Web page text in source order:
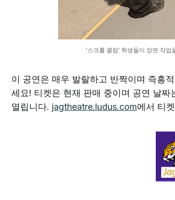
'스크롤 클럽' 학생들이 장면 작
이 공연은 매우 발랄하고 반짝이며 즉흥
세요! 티켓은 현재 판매 중이며 공연 날짜
열립니다. jagtheatre.ludus.com에서 티